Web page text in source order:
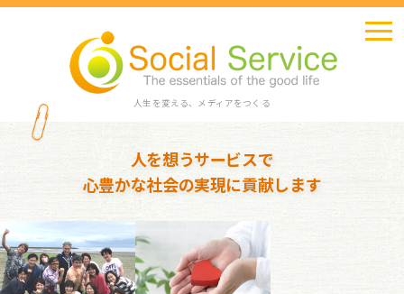
人生を変える、メディアをつくる
人を想うサービスで
心豊かな社会の実現に貢献します